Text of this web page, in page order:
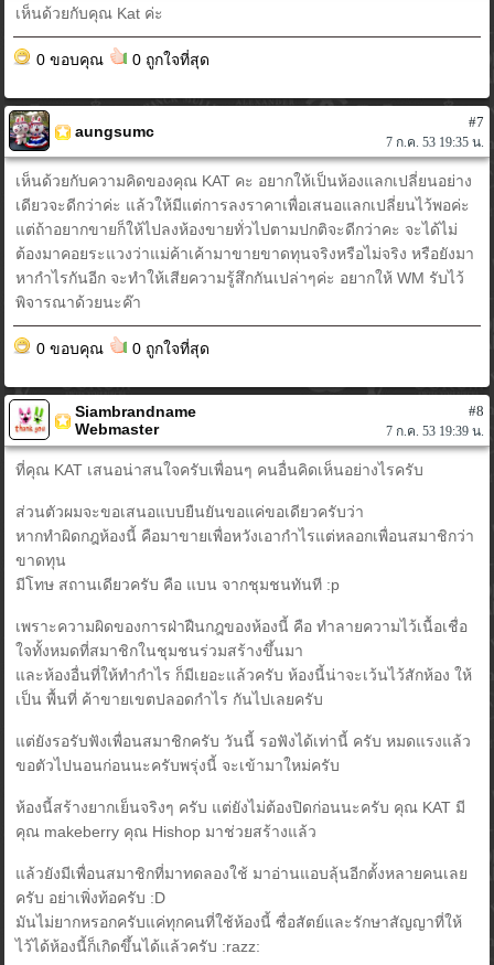
เห็นด้วยกับคุณ Kat ค่ะ
0 ขอบคุณ 0 ถูกใจที่สุด
aungsumc
#7
7 ก.ค. 53 19:35 น.
เห็นด้วยกับความคิดของคุณ KAT คะ อยากให้เป็นห้องแลกเปลี่ยนอย่าง
เดียวจะดีกว่าค่ะ แล้วให้มีแต่การลงราคาเพื่อเสนอแลกเปลี่ยนไว้พอค่ะ
แต่ถ้าอยากขายก็ให้ไปลงห้องขายทั่วไปตามปกติจะดีกว่าคะ จะได้ไม่
ต้องมาคอยระแวงว่าแม่ค้าเค้ามาขายขาดทุนจริงหรือไม่จริง หรือยังมา
หากำไรกันอีก จะทำให้เสียความรู้สึกกันเปล่าๆค่ะ อยากให้ WM รับไว้
พิจารณาด้วยนะค๊า
0 ขอบคุณ 0 ถูกใจที่สุด
Siambrandname
Webmaster
#8
7 ก.ค. 53 19:39 น.
ที่คุณ KAT เสนอน่าสนใจครับเพื่อนๆ คนอื่นคิดเห็นอย่างไรครับ
ส่วนตัวผมจะขอเสนอแบบยืนยันขอแค่ขอเดียวครับว่า
หากทำผิดกฎห้องนี้ คือมาขายเพื่อหวังเอากำไรแต่หลอกเพื่อนสมาชิกว่า
ขาดทุน
มีโทษ สถานเดียวครับ คือ แบน จากชุมชนทันที :p
เพราะความผิดของการฝ่าฝืนกฎของห้องนี้ คือ ทำลายความไว้เนื้อเชื่อ
ใจทั้งหมดที่สมาชิกในชุมชนร่วมสร้างขึ้นมา
และห้องอื่นที่ให้ทำกำไร ก็มีเยอะแล้วครับ ห้องนี้น่าจะเว้นไว้สักห้อง ให้
เป็น พื้นที่ ค้าขายเขตปลอดกำไร กันไปเลยครับ
แต่ยังรอรับฟังเพื่อนสมาชิกครับ วันนี้ รอฟังได้เท่านี้ ครับ หมดแรงแล้ว
ขอตัวไปนอนก่อนนะครับพรุ่งนี้ จะเข้ามาใหม่ครับ
ห้องนี้สร้างยากเย็นจริงๆ ครับ แต่ยังไม่ต้องปิดก่อนนะครับ คุณ KAT มี
คุณ makeberry คุณ Hishop มาช่วยสร้างแล้ว
แล้วยังมีเพื่อนสมาชิกที่มาทดลองใช้ มาอ่านแอบลุ้นอีกตั้งหลายคนเลย
ครับ อย่าเพิ่งท้อครับ :D
มันไม่ยากหรอกครับแค่ทุกคนที่ใช้ห้องนี้ ซื่อสัตย์และรักษาสัญญาที่ให้
ไว้ได้ห้องนี้ก็เกิดขึ้นได้แล้วครับ :razz: